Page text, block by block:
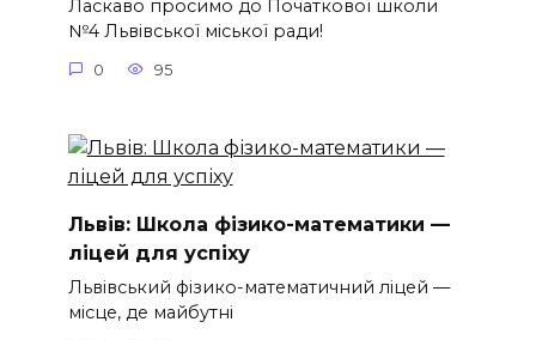
Ласкаво просимо до Початкової школи
№4 Львівської міської ради!
0 95
Львів: Школа фізико-математики —
ліцей для успіху
Львівський фізико-математичний ліцей —
місце, де майбутні